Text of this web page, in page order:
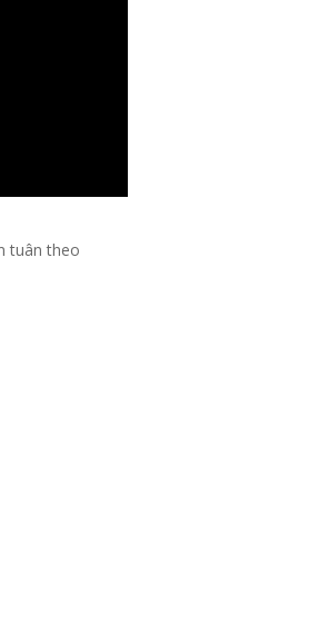
tuân theo